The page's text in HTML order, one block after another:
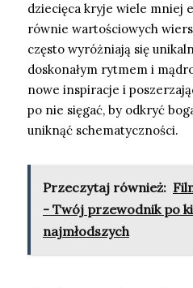
dziecięca kryje wiele mniej
równie wartościowych
często wyróżniają się
doskonałym rytmem i
nowe inspiracje i
po nie sięgać, by odkryć
uniknąć schematyczności.
Przeczytaj również:
- Twój przewodnik po
najmłodszych